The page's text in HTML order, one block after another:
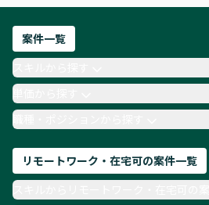
フロントエンドエンジニア
ネットワークエンジニア
AIエンジニア
Webデザイナー
月収100万円 業務委託
COBOL
TypeScript
Laravel AWS
案件一覧
単価から探す
職種・ポジションから探す
リモートワーク・在宅可の案件一覧